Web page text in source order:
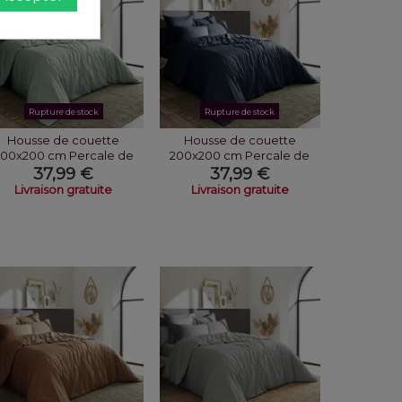
Rupture de stock
Housse de couette
cm Percale de
Coton Céladon
37,99 €
Livraison gratuite
Rupture de stock
Housse de couette
200x200 cm Percale de
Coton Bleu Nuit
37,99 €
Livraison gratuite